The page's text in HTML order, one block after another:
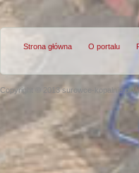
Strona główna O portalu
Copyright © 2013 surowce-kopalnie.pl